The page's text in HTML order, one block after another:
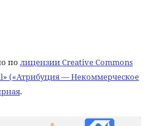
по лицензии Creative Commons
(«Атрибуция — Некоммерческое
.